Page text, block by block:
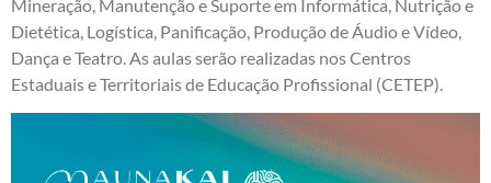
Mineração, Manutenção e Suporte em Informática, Nutrição e
Dietética, Logística, Panificação, Produção de Áudio e Vídeo,
Dança e Teatro. As aulas serão realizadas nos Centros
Estaduais e Territoriais de Educação Profissional (CETEP).